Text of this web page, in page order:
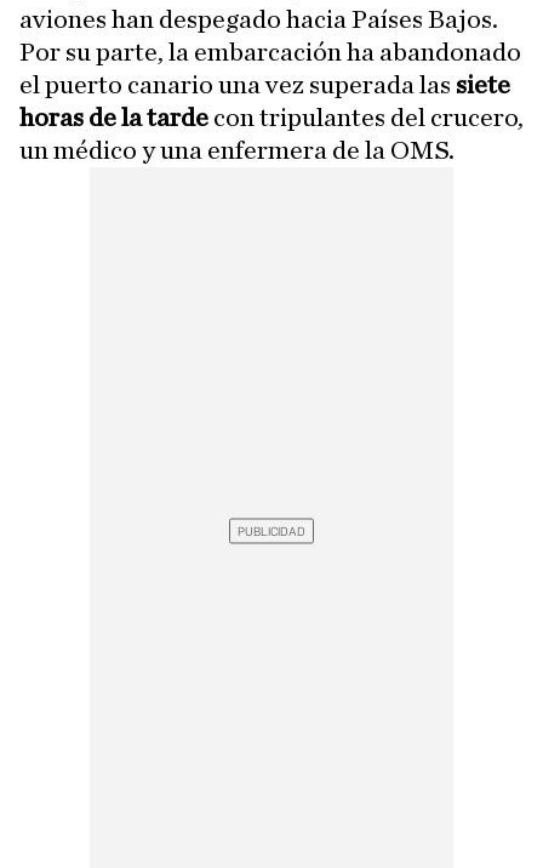
aviones han despegado hacia Países Bajos.
Por su parte, la embarcación ha abandonado
el puerto canario una vez superada las siete
horas de la tarde con tripulantes del crucero,
un médico y una enfermera de la OMS.